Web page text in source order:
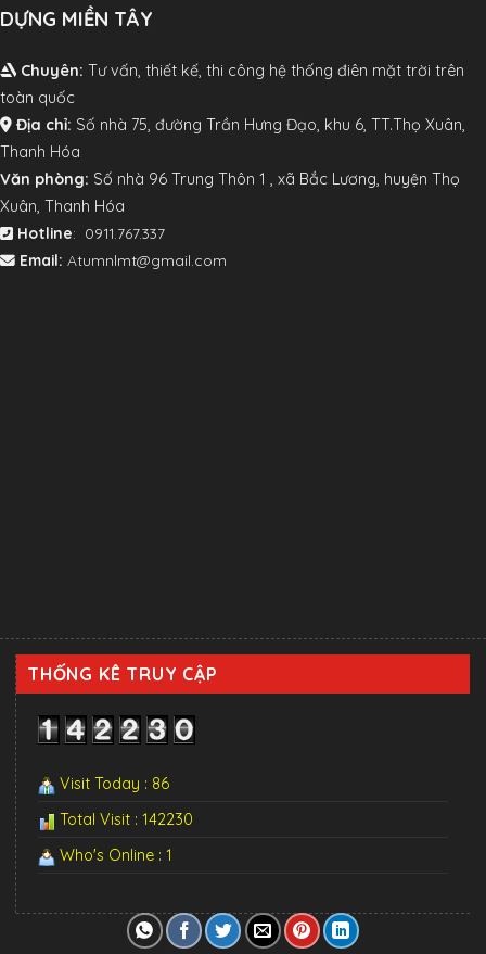
DỰNG MIỀN TÂY
Chuyên: Tư vấn, thiết kế, thi công hệ thống điên mặt trời trên
toàn quốc
Địa chỉ: Số nhà 75, đường Trần Hưng Đạo, khu 6, TT.Thọ Xuân,
Thanh Hóa
Văn phòng: Số nhà 96 Trung Thôn 1 , xã Bắc Lương, huyện Thọ
Xuân, Thanh Hóa
Hotline: 0911.767.337
Email: Atumnlmt@gmail.com
THỐNG KÊ TRUY CẬP
Visit Today : 86
Total Visit : 142230
Who's Online : 1